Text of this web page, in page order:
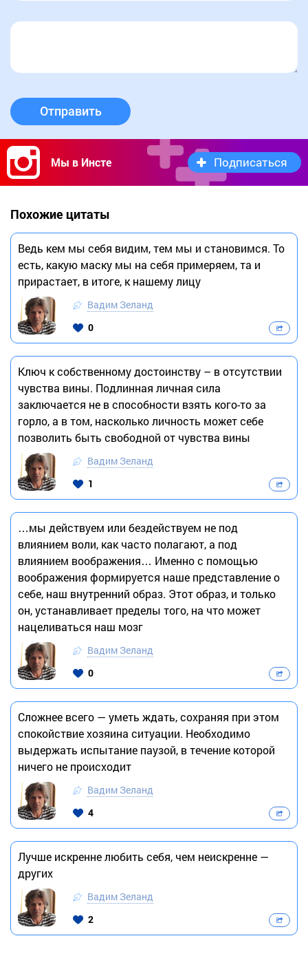
Отправить
Мы в Инсте Подписаться
Похожие цитаты
Ведь кем мы себя видим, тем мы и становимся. То
есть, какую маску мы на себя примеряем, та и
прирастает, в итоге, к нашему лицу
Вадим Зеланд
0
Ключ к собственному достоинству – в отсутствии
чувства вины. Подлинная личная сила
заключается не в способности взять кого-то за
горло, а в том, насколько личность может себе
позволить быть свободной от чувства вины
Вадим Зеланд
1
…мы действуем или бездействуем не под
влиянием воли, как часто полагают, а под
влиянием воображения… Именно с помощью
воображения формируется наше представление о
себе, наш внутренний образ. Этот образ, и только
он, устанавливает пределы того, на что может
нацеливаться наш мозг
Вадим Зеланд
0
Сложнее всего — уметь ждать, сохраняя при этом
спокойствие хозяина ситуации. Необходимо
выдержать испытание паузой, в течение которой
ничего не происходит
Вадим Зеланд
4
Лучше искренне любить себя, чем неискренне —
других
Вадим Зеланд
2